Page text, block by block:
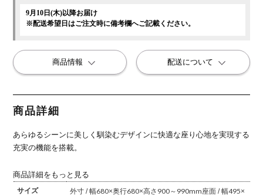
商品詳細
あらゆるシーンに美しく馴染むデザインに快適な座り心地を実現する
充実の機能を搭載。
商品詳細をもっと見る
サイズ
外寸 / 幅680×奥行680×高さ900～990mm座面 / 幅495×
9月10日(木)以降お届け
※配送希望日はご注文時に備考欄へご記載ください。
商品情報 配送について